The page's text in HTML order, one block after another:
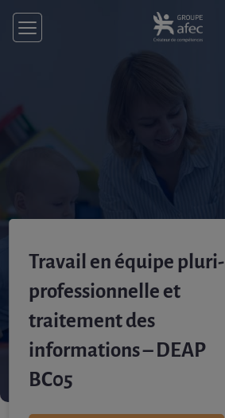
Travail en équipe pluri-
professionnelle et
traitement des
informations – DEAP
BC05